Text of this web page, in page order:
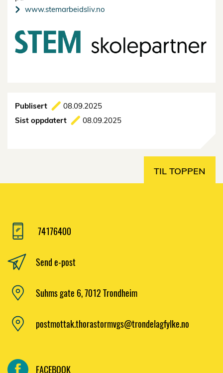
www.stemarbeidsliv.no
Publisert
08.09.2025
Sist oppdatert
08.09.2025
TIL TOPPEN
74176400
Send e-post
Suhms gate 6, 7012 Trondheim
postmottak.thorastormvgs@trondelagfylke.no
FACEBOOK